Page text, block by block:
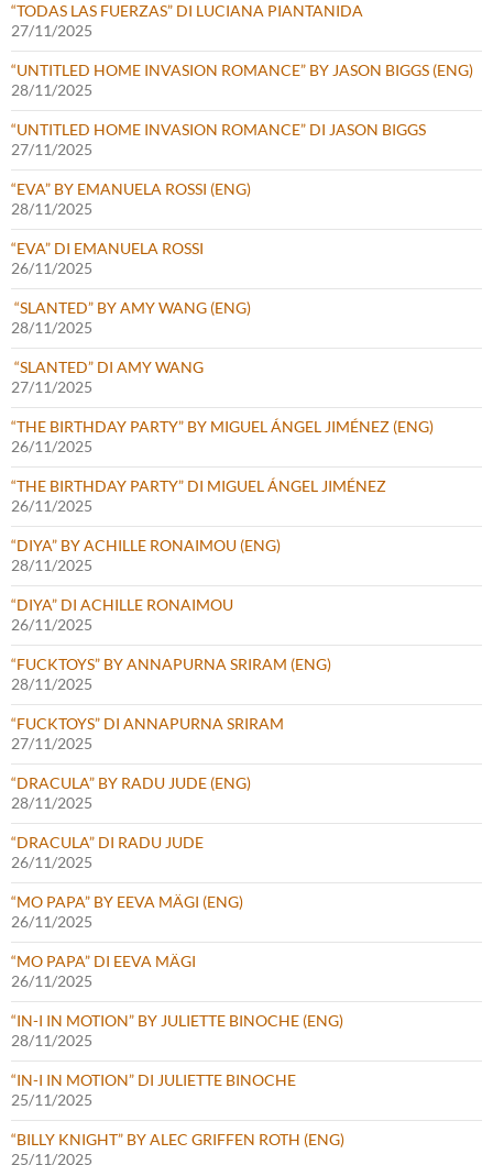
“TODAS LAS FUERZAS” DI LUCIANA PIANTANIDA
27/11/2025
“UNTITLED HOME INVASION ROMANCE” BY JASON BIGGS (ENG)
28/11/2025
“UNTITLED HOME INVASION ROMANCE” DI JASON BIGGS
27/11/2025
“EVA” BY EMANUELA ROSSI (ENG)
28/11/2025
“EVA” DI EMANUELA ROSSI
26/11/2025
“SLANTED” BY AMY WANG (ENG)
28/11/2025
“SLANTED” DI AMY WANG
27/11/2025
“THE BIRTHDAY PARTY” BY MIGUEL ÁNGEL JIMÉNEZ (ENG)
26/11/2025
“THE BIRTHDAY PARTY” DI MIGUEL ÁNGEL JIMÉNEZ
26/11/2025
“DIYA” BY ACHILLE RONAIMOU (ENG)
28/11/2025
“DIYA” DI ACHILLE RONAIMOU
26/11/2025
“FUCKTOYS” BY ANNAPURNA SRIRAM (ENG)
28/11/2025
“FUCKTOYS” DI ANNAPURNA SRIRAM
27/11/2025
“DRACULA” BY RADU JUDE (ENG)
28/11/2025
“DRACULA” DI RADU JUDE
26/11/2025
“MO PAPA” BY EEVA MÄGI (ENG)
26/11/2025
“MO PAPA” DI EEVA MÄGI
26/11/2025
“IN-I IN MOTION” BY JULIETTE BINOCHE (ENG)
28/11/2025
“IN-I IN MOTION” DI JULIETTE BINOCHE
25/11/2025
“BILLY KNIGHT” BY ALEC GRIFFEN ROTH (ENG)
25/11/2025